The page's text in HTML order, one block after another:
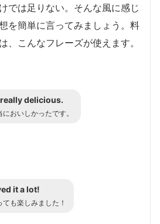
では足りない。そんな風に感じ
を簡単に言ってみましょう。料
、こんなフレーズが使えます。
delicious.
においしかったです。
it a lot!
ても楽しみました！